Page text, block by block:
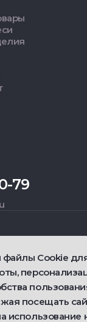
79
Cookie
посещать
использование